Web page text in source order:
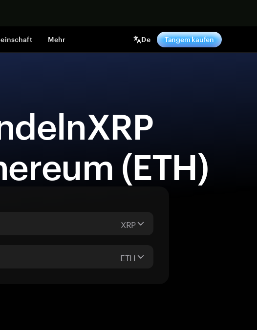
Mehr De Tangem kaufen
(ETH)
XRP
ETH